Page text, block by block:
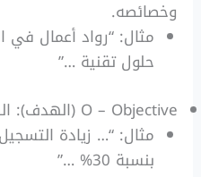
وخصائصه.
مثال: “رواد أعمال في
حلول تقنية …”
O – Objective (الهدف): الهدف التسويقي المحدد.
مثال: “… زيادة
بنسبة 30% …”